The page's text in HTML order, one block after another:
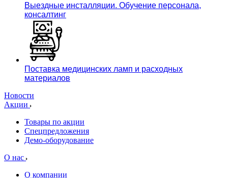
Выездные инсталляции. Обучение персонала,
консалтинг
Поставка медицинских ламп и расходных
материалов
Новости
Акции
Товары по акции
Спецпредложения
Демо-оборудование
О нас
О компании